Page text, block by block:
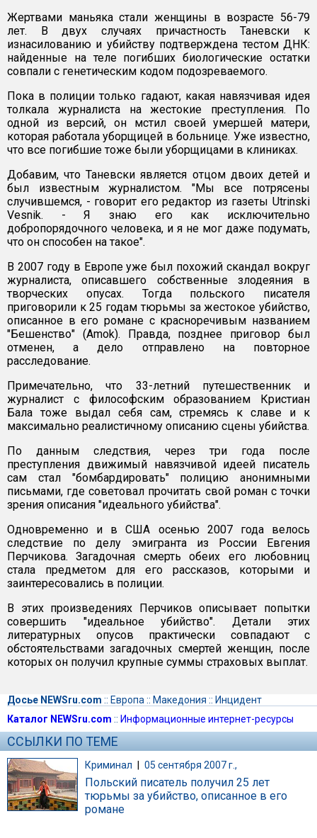
Жертвами маньяка стали женщины в возрасте 56-79
лет. В двух случаях причастность Таневски к
изнасилованию и убийству подтверждена тестом ДНК:
найденные на теле погибших биологические остатки
совпали с генетическим кодом подозреваемого.
Пока в полиции только гадают, какая навязчивая идея
толкала журналиста на жестокие преступления. По
одной из версий, он мстил своей умершей матери,
которая работала уборщицей в больнице. Уже известно,
что все погибшие тоже были уборщицами в клиниках.
Добавим, что Таневски является отцом двоих детей и
был известным журналистом. "Мы все потрясены
случившемся, - говорит его редактор из газеты Utrinski
Vesnik. - Я знаю его как исключительно
добропорядочного человека, и я не мог даже подумать,
что он способен на такое".
В 2007 году в Европе уже был похожий скандал вокруг
журналиста, описавшего собственные злодеяния в
творческих опусах. Тогда польского писателя
приговорили к 25 годам тюрьмы за жестокое убийство,
описанное в его романе с красноречивым названием
"Бешенство" (Amok). Правда, позднее приговор был
отменен, а дело отправлено на повторное
расследование.
Примечательно, что 33-летний путешественник и
журналист с философским образованием Кристиан
Бала тоже выдал себя сам, стремясь к славе и к
максимально реалистичному описанию сцены убийства.
По данным следствия, через три года после
преступления движимый навязчивой идеей писатель
сам стал "бомбардировать" полицию анонимными
письмами, где советовал прочитать свой роман с точки
зрения описания "идеального убийства".
Одновременно и в США осенью 2007 года велось
следствие по делу эмигранта из России Евгения
Перчикова. Загадочная смерть обеих его любовниц
стала предметом для его рассказов, которыми и
заинтересовались в полиции.
В этих произведениях Перчиков описывает попытки
совершить "идеальное убийство". Детали этих
литературных опусов практически совпадают с
обстоятельствами загадочных смертей женщин, после
которых он получил крупные суммы страховых выплат.
Досье NEWSru.com :: Европа :: Македония :: Инцидент
Каталог NEWSru.com :: Информационные интернет-ресурсы
ССЫЛКИ ПО ТЕМЕ
Криминал | 05 сентября 2007 г.,
Польский писатель получил 25 лет
тюрьмы за убийство, описанное в его
романе